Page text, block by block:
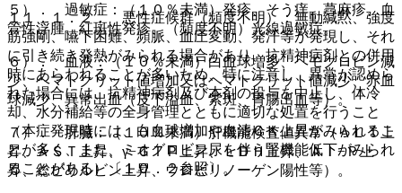
５）． 過敏症：（１０％未満）発疹、そう痒、蕁麻疹、血
管性浮腫、紅斑性発疹、（頻度不明）光線過敏症。
６）． 血液：（１０％未満）白血球増多、ヘモグロビン減
少、ヘマトクリット値増加又はヘマトクリット値減少、赤血
球減少、異常出血（皮下溢血、紫斑、胃腸出血等）。
７）． 肝臓：（１０％未満）肝機能検査値異常（ＡＬＴ上
昇、ＡＳＴ上昇、γ−ＧＴＰ上昇、ＬＤＨ上昇、Ａｌ−Ｐ上
昇、総ビリルビン上昇、ウロビリノーゲン陽性等）。
１１．１．２． 悪性症候群（頻度不明）：無動緘黙、強度
筋強剛、嚥下困難、頻脈、血圧変動、発汗等が発現し、それ
に引き続き発熱がみられる場合があり、抗精神病剤との併用
時にあらわれることが多いため、特に注意し、異常が認めら
れた場合には、抗精神病剤及び本剤の投与を中止し、体冷
却、水分補給等の全身管理とともに適切な処置を行うこと
（本症発現時には、白血球増加や血清ＣＫ上昇がみられるこ
とが多く、また、ミオグロビン尿を伴う腎機能低下がみられ
ることがある）〔１０．２参照〕。